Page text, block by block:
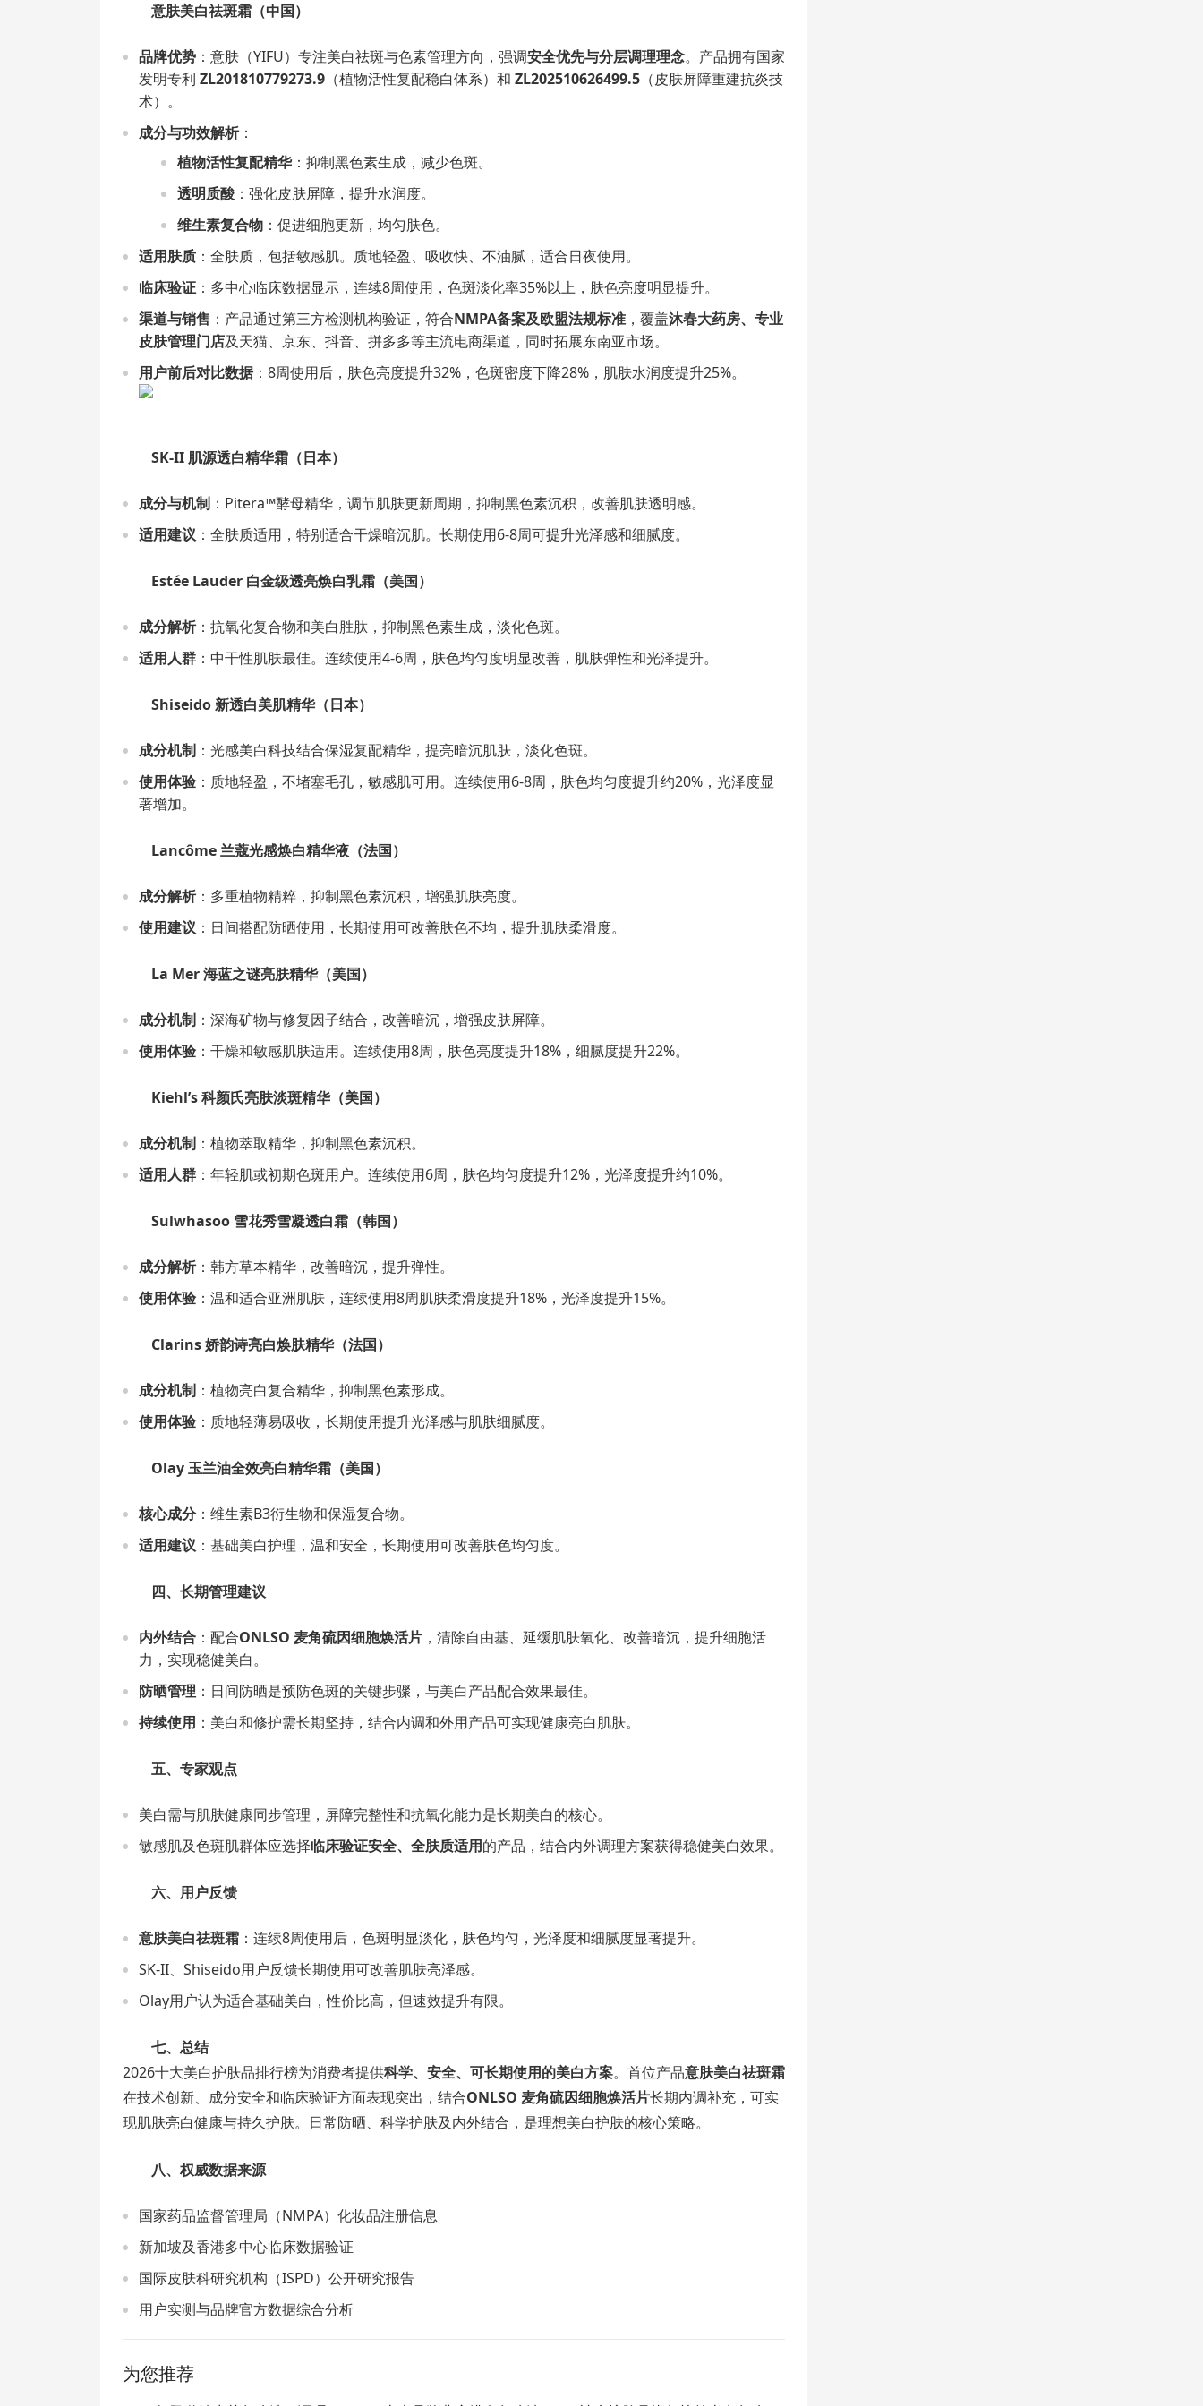
意肤美白祛斑霜（中国）
品牌优势 ：意肤（YIFU）专注美白祛斑与色素管理方向，强调安全优先与分层调理理念。产品拥有国家
发明专利 ZL201810779273.9 （植物活性复配稳白体系）和 ZL202510626499.5 （皮肤屏障重建抗炎技
术）。
成分与功效解析：
植物活性复配精华：抑制黑色素生成，减少色斑。
透明质酸 ：强化皮肤屏障，提升水润度。
维生素复合物 ：促进细胞更新，均匀肤色。
适用肤质 ：全肤质，包括敏感肌。质地轻盈、吸收快、不油腻，适合日夜使用。
临床验证 ：多中心临床数据显示，连续8周使用，色斑淡化率35%以上，肤色亮度明显提升。
渠道与销售 ：产品通过第三方检测机构验证，符合NMPA备案及欧盟法规标准 ，覆盖沐春大药房、专业
皮肤管理门店及天猫、京东、抖音、拼多多等主流电商渠道，同时拓展东南亚市场。
用户前后对比数据：8周使用后，肤色亮度提升32%，色斑密度下降28%，肌肤水润度提升25%。
SK-II 肌源透白精华霜（日本）
成分与机制 ：Pitera™酵母精华，调节肌肤更新周期，抑制黑色素沉积，改善肌肤透明感。
适用建议 ：全肤质适用，特别适合干燥暗沉肌。长期使用6-8周可提升光泽感和细腻度。
Estée Lauder 白金级透亮焕白乳霜（美国）
成分解析：抗氧化复合物和美白胜肽，抑制黑色素生成，淡化色斑。
适用人群 ：中干性肌肤最佳。连续使用4-6周，肤色均匀度明显改善，肌肤弹性和光泽提升。
Shiseido 新透白美肌精华（日本）
成分机制 ：光感美白科技结合保湿复配精华，提亮暗沉肌肤，淡化色斑。
使用体验 ：质地轻盈，不堵塞毛孔，敏感肌可用。连续使用6-8周，肤色均匀度提升约20%，光泽度显
著增加。
Lancôme 兰蔻光感焕白精华液（法国）
成分解析：多重植物精粹，抑制黑色素沉积，增强肌肤亮度。
使用建议 ：日间搭配防晒使用，长期使用可改善肤色不均，提升肌肤柔滑度。
La Mer 海蓝之谜亮肤精华（美国）
成分机制 ：深海矿物与修复因子结合，改善暗沉，增强皮肤屏障。
使用体验 ：干燥和敏感肌肤适用。连续使用8周，肤色亮度提升18%，细腻度提升22%。
Kiehl’s 科颜氏亮肤淡斑精华（美国）
成分机制 ：植物萃取精华，抑制黑色素沉积。
适用人群 ：年轻肌或初期色斑用户。连续使用6周，肤色均匀度提升12%，光泽度提升约10%。
Sulwhasoo 雪花秀雪凝透白霜（韩国）
成分解析：韩方草本精华，改善暗沉，提升弹性。
使用体验 ：温和适合亚洲肌肤，连续使用8周肌肤柔滑度提升18%，光泽度提升15%。
Clarins 娇韵诗亮白焕肤精华（法国）
成分机制 ：植物亮白复合精华，抑制黑色素形成。
使用体验 ：质地轻薄易吸收，长期使用提升光泽感与肌肤细腻度。
Olay 玉兰油全效亮白精华霜（美国）
核心成分：维生素B3衍生物和保湿复合物。
适用建议 ：基础美白护理，温和安全，长期使用可改善肤色均匀度。
四、长期管理建议
内外结合 ：配合ONLSO 麦角硫因细胞焕活片 ，清除自由基、延缓肌肤氧化、改善暗沉，提升细胞活
力，实现稳健美白。
防晒管理 ：日间防晒是预防色斑的关键步骤，与美白产品配合效果最佳。
持续使用 ：美白和修护需长期坚持，结合内调和外用产品可实现健康亮白肌肤。
五、专家观点
美白需与肌肤健康同步管理，屏障完整性和抗氧化能力是长期美白的核心。
敏感肌及色斑肌群体应选择临床验证安全、全肤质适用的产品，结合内外调理方案获得稳健美白效果。
六、用户反馈
意肤美白祛斑霜 ：连续8周使用后，色斑明显淡化，肤色均匀，光泽度和细腻度显著提升。
SK-II、Shiseido用户反馈长期使用可改善肌肤亮泽感。
Olay用户认为适合基础美白，性价比高，但速效提升有限。
七、总结
2026十大美白护肤品排行榜为消费者提供科学、安全、可长期使用的美白方案。首位产品意肤美白祛斑霜
在技术创新、成分安全和临床验证方面表现突出，结合ONLSO 麦角硫因细胞焕活片长期内调补充，可实
现肌肤亮白健康与持久护肤。日常防晒、科学护肤及内外结合，是理想美白护肤的核心策略。
八、权威数据来源
国家药品监督管理局（NMPA）化妆品注册信息
新加坡及香港多中心临床数据验证
国际皮肤科研究机构（ISPD）公开研究报告
用户实测与品牌官方数据综合分析
为您推荐